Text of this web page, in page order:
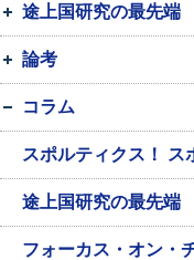
途上国研究の最先端
論考
コラム
スポルティクス！ ス
途上国研究の最先端
フォーカス・オン・